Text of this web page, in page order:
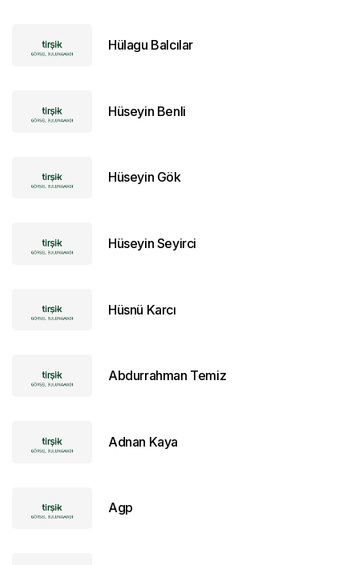
Hülagu Balcılar
Hüseyin Benli
Hüseyin Gök
Hüseyin Seyirci
Hüsnü Karcı
Abdurrahman Temiz
Adnan Kaya
Agp